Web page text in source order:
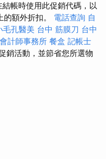
結帳時使用此促銷代碼，以
額外折扣。 電話查詢 自
毛孔醫美 台中 筋膜刀 台中
會計師事務所 餐盒 記帳士
銷活動，並節省您所選物